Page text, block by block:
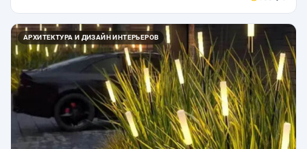
АРХИТЕКТУРА И ДИЗАЙН ИНТЕРЬЕРОВ